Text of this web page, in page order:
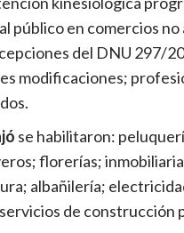
público en comercios no
del DNU 297/
modificaciones;
se habilitaron:
florerías;
albañilería;
de construcción